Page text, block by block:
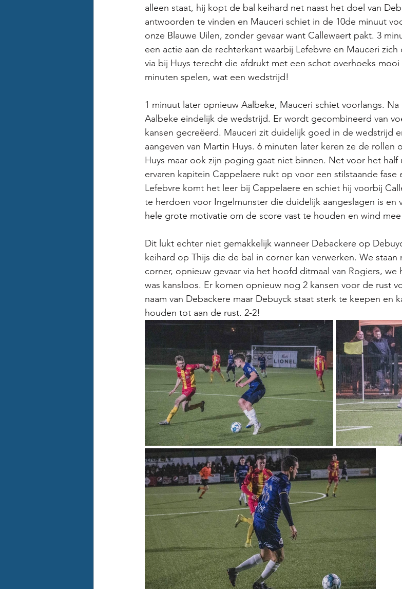
alleen staat, hij kopt de bal keihard net naast het doel van
antwoorden te vinden en Mauceri schiet in de 10de minuut
onze Blauwe Uilen, zonder gevaar want Callewaert pakt. 3
een actie aan de rechterkant waarbij Lefebvre en Mauceri
via bij Huys terecht die afdrukt met een schot overhoeks mooi
minuten spelen, wat een wedstrijd!
1 minuut later opnieuw Aalbeke, Mauceri schiet voorlangs.
Aalbeke eindelijk de wedstrijd. Er wordt gecombineerd van
kansen gecreëerd. Mauceri zit duidelijk goed in de wedstrijd
aangeven van Martin Huys. 6 minuten later keren ze de rollen
Huys maar ook zijn poging gaat niet binnen. Net voor het
ervaren kapitein Cappelaere rukt op voor een stilstaande fase
Lefebvre komt het leer bij Cappelaere en schiet hij voorbij
te herdoen voor Ingelmunster die duidelijk aangeslagen is en
hele grote motivatie om de score vast te houden en wind
Dit lukt echter niet gemakkelijk wanneer Debackere op
keihard op Thijs die de bal in corner kan verwerken. We
corner, opnieuw gevaar via het hoofd ditmaal van Rogiers,
was kansloos. Er komen opnieuw nog 2 kansen voor de rust
naam van Debackere maar Debuyck staat sterk te keepen en
houden tot aan de rust. 2-2!